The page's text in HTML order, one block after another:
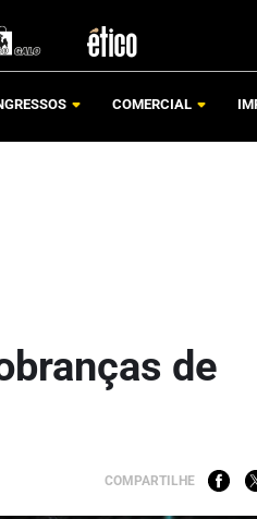
COMERCIAL
de
COMPARTILHE